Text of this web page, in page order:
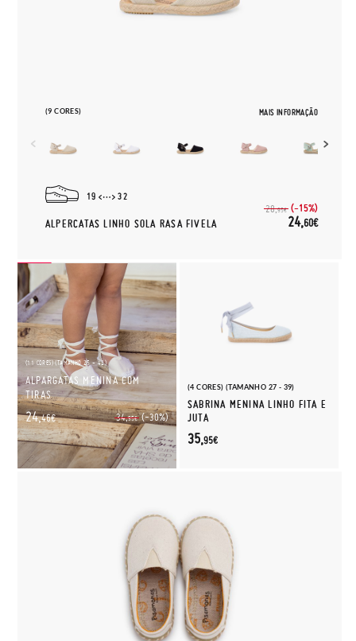
(9 CORES) MAIS INFORMAÇÃO
19 32
ALPERCATAS LINHO SOLA RASA FIVELA
28,95€ (-15%)
24,60€
(11 CORES) (TAMANHO 25 - 42)
ALPARGATAS MENINA COM
TIRAS
34,95€ (-30%)
24,46€
(4 CORES) (TAMANHO 27 - 39)
SABRINA MENINA LINHO FITA E
JUTA
35,95€